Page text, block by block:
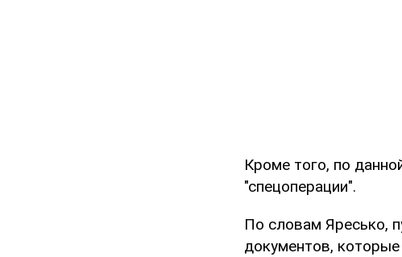
Кроме того, по
"спецоперации".
По словам Яресько,
документов,